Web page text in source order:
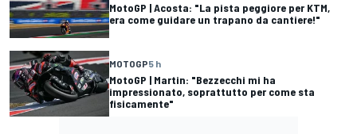
MotoGP | Acosta: "La pista peggiore per KTM,
era come guidare un trapano da cantiere!"
MOTOGP5 h
MotoGP | Martin: "Bezzecchi mi ha
impressionato, soprattutto per come sta
fisicamente"